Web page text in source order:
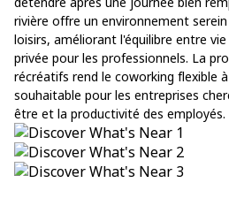
rivière offre un environnement
loisirs, améliorant l'équilibre entre
privée pour les professionnels. La
récréatifs rend le coworking flexible
souhaitable pour les entreprises
être et la productivité des employés.